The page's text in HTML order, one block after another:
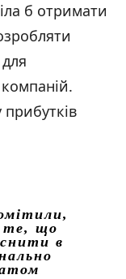
б отримати
те, що
в